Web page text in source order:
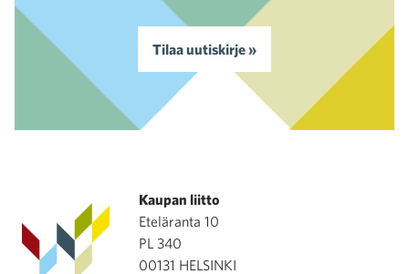
Tilaa uutiskirje »
Kaupan liitto
Eteläranta 10
PL 340
00131 HELSINKI